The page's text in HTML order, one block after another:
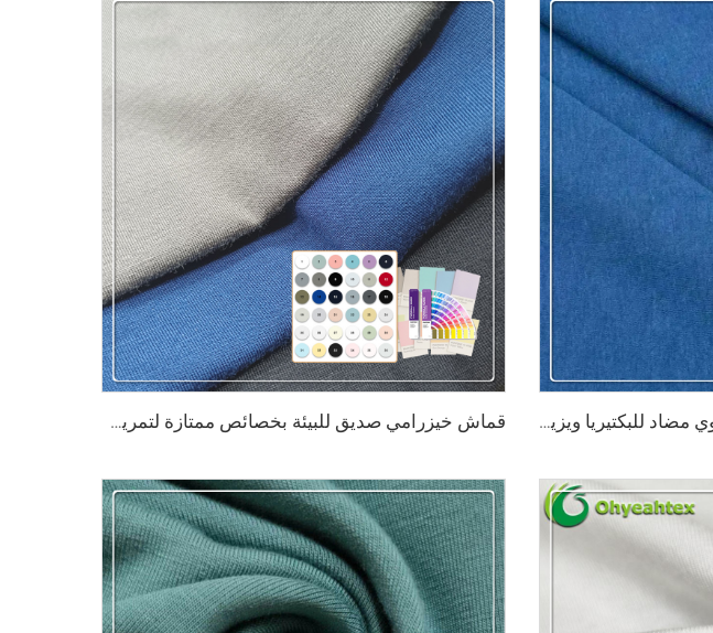
نسيج جيرسي من البامبو العضوي مضاد للبكتيريا ويزيل الروائح الكريهة بشكل طبيعي، بوزن 290 غرام/م² يتكون من 63٪ بامبو و27٪ قطن عضوي و10٪ سباندكس، مناسب لملابس التدفئة الرياضية الفاخرة قماش خيزرامي صديق للبيئة بخصائص ممتازة لتمرير الهواء، وطرد الماء، ومقاومة البكتيريا، وامتصاص الرطوبة، ومرونة، مناسب للقماش